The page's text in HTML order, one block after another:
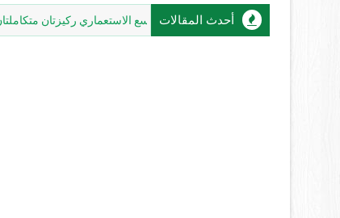
أحدث المقالات
شاهين: إرهاب المستعمرين والتوسع الاستعماري ركيزتان متكاملتان